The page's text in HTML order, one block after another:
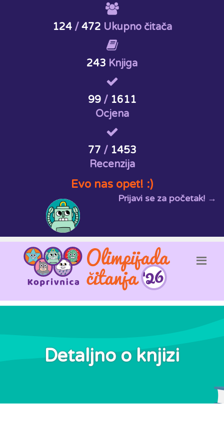
124/ 472 Ukupno čitača
243 Knjiga
99/ 1611
Ocjena
77 / 1453
Recenzija
Evo nas opet! :)
Prijavi se za početak! →
Detaljno o knjizi